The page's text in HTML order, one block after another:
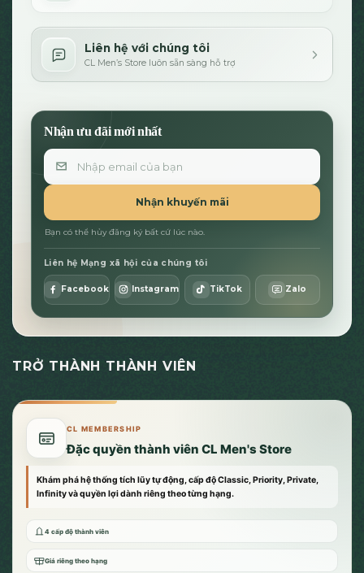
Liên hệ với chúng tôi
CL Men’s Store luôn sẵn sàng hỗ trợ
Nhận ưu đãi mới nhất
Email
Nhận khuyến mãi
Bạn có thể hủy đăng ký bất cứ lúc nào.
Liên hệ Mạng xã hội của chúng tôi
Facebook Instagram TikTok Zalo
TRỞ THÀNH THÀNH VIÊN
CL MEMBERSHIP
Đặc quyền thành viên CL Men's Store
Khám phá hệ thống tích lũy tự động, cấp độ Classic, Priority, Private,
Infinity và quyền lợi dành riêng theo từng hạng.
4 cấp độ thành viên
Giá riêng theo hạng